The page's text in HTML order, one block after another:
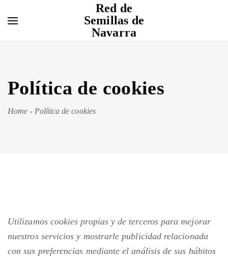
Red de
Semillas de
Navarra
Política de cookies
Home - Política de cookies
Utilizamos cookies propias y de terceros para mejorar
nuestros servicios y mostrarle publicidad relacionada
con sus preferencias mediante el análisis de sus hábitos